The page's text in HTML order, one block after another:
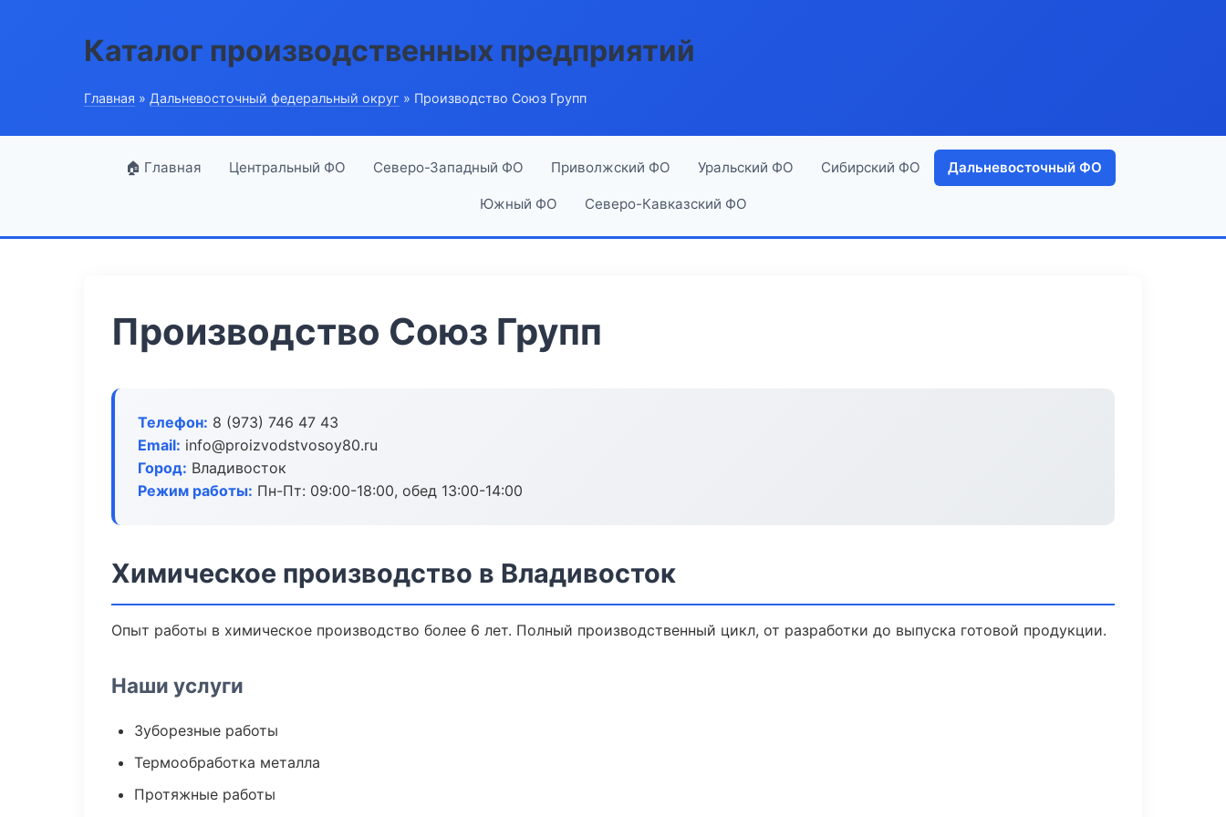
Каталог производственных предприятий
Главная » Дальневосточный федеральный округ » Производство Союз Групп
🏠 Главная Центральный ФО Северо-Западный ФО Приволжский ФО Уральский ФО Сибирский ФО Дальневосточный ФО
Южный ФО Северо-Кавказский ФО
Производство Союз Групп
Телефон: 8 (973) 746 47 43
Email: info@proizvodstvosoy80.ru
Город: Владивосток
Режим работы: Пн-Пт: 09:00-18:00, обед 13:00-14:00
Химическое производство в Владивосток
Опыт работы в химическое производство более 6 лет. Полный производственный цикл, от разработки до выпуска готовой продукции.
Наши услуги
Зуборезные работы
Термообработка металла
Протяжные работы